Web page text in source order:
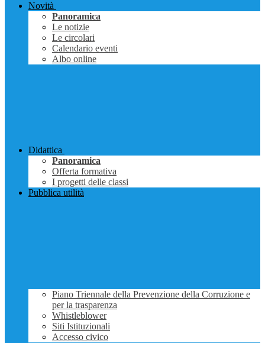
Novità
Panoramica
Le notizie
Le circolari
Calendario eventi
Albo online
Didattica
Panoramica
Offerta formativa
I progetti delle classi
Pubblica utilità
Piano Triennale della Prevenzione della Corruzione e
per la trasparenza
Whistleblower
Siti Istituzionali
Accesso civico